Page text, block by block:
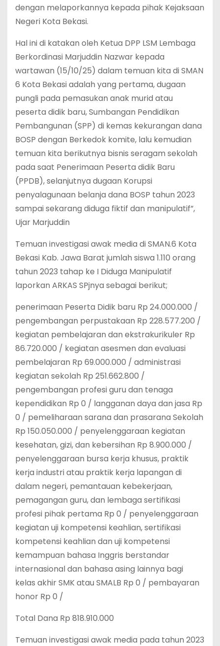
dengan melaporkannya kepada pihak Kejaksaan
Negeri Kota Bekasi.
Hal ini di katakan oleh Ketua DPP LSM Lembaga
Berkordinasi Marjuddin Nazwar kepada
wartawan (15/10/25) dalam temuan kita di SMAN
6 Kota Bekasi adalah yang pertama, dugaan
pungli pada pemasukan anak murid atau
peserta didik baru, Sumbangan Pendidikan
Pembangunan (SPP) di kemas kekurangan dana
BOSP dengan Berkedok komite, lalu kemudian
temuan kita berikutnya bisnis seragam sekolah
pada saat Penerimaan Peserta didik Baru
(PPDB), selanjutnya dugaan Korupsi
penyalagunaan belanja dana BOSP tahun 2023
sampai sekarang diduga fiktif dan manipulatif”,
Ujar Marjuddin
Temuan investigasi awak media di SMAN.6 Kota
Bekasi Kab. Jawa Barat jumlah siswa 1.110 orang
tahun 2023 tahap ke I Diduga Manipulatif
laporkan ARKAS SPjnya sebagai berikut;
penerimaan Peserta Didik baru Rp 24.000.000 /
pengembangan perpustakaan Rp 228.577.200 /
kegiatan pembelajaran dan ekstrakurikuler Rp
86.720.000 / kegiatan asesmen dan evaluasi
pembelajaran Rp 69.000.000 / administrasi
kegiatan sekolah Rp 251.662.800 /
pengembangan profesi guru dan tenaga
kependidikan Rp 0 / langganan daya dan jasa Rp
0 / pemeliharaan sarana dan prasarana Sekolah
Rp 150.050.000 / penyelenggaraan kegiatan
kesehatan, gizi, dan kebersihan Rp 8.900.000 /
penyelenggaraan bursa kerja khusus, praktik
kerja industri atau praktik kerja lapangan di
dalam negeri, pemantauan kebekerjaan,
pemagangan guru, dan lembaga sertifikasi
profesi pihak pertama Rp 0 / penyelenggaraan
kegiatan uji kompetensi keahlian, sertifikasi
kompetensi keahlian dan uji kompetensi
kemampuan bahasa Inggris berstandar
internasional dan bahasa asing lainnya bagi
kelas akhir SMK atau SMALB Rp 0 / pembayaran
honor Rp 0 /
Total Dana Rp 818.910.000
Temuan investigasi awak media pada tahun 2023